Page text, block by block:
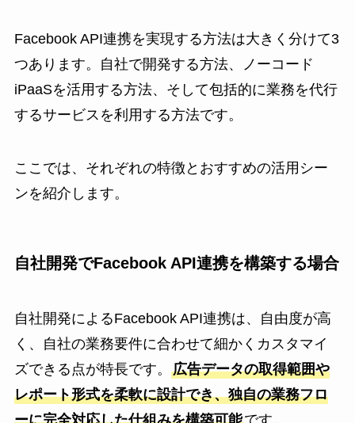
Facebook API連携を実現する方法は大きく分けて3
つあります。自社で開発する方法、ノーコード
iPaaSを活用する方法、そして包括的に業務を代行
するサービスを利用する方法です。
ここでは、それぞれの特徴とおすすめの活用シー
ンを紹介します。
自社開発でFacebook API連携を構築する場合
自社開発によるFacebook API連携は、自由度が高
く、自社の業務要件に合わせて細かくカスタマイ
ズできる点が特長です。 広告データの取得範囲や
レポート形式を柔軟に設計でき、独自の業務フロ
ーに完全対応した仕組みを構築可能です。